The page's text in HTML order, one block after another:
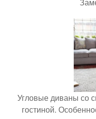
Угловые диваны со
гостиной.